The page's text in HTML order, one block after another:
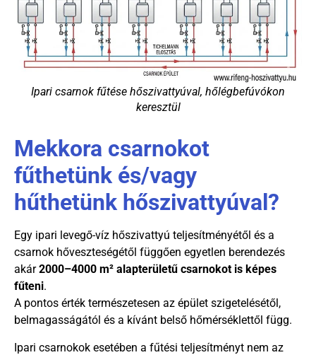
Ipari csarnok fűtése hőszivattyúval, hőlégbefúvókon
keresztül
Mekkora csarnokot
fűthetünk és/vagy
hűthetünk hőszivattyúval?
Egy ipari levegő-víz hőszivattyú teljesítményétől és a
csarnok hőveszteségétől függően egyetlen berendezés
akár2000–4000 m² alapterületű csarnokot is képes
fűteni.
A pontos érték természetesen az épület szigetelésétől,
belmagasságától és a kívánt belső hőmérséklettől függ.
Ipari csarnokok esetében a fűtési teljesítményt nem az